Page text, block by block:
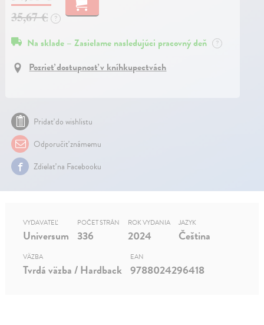
35,67 €
?
Na sklade – Zasielame nasledujúci pracovný deň ?
Pozrieť dostupnosť v kníhkupectvách
Pridať do wishlistu
Odporučiť známemu
Zdielať na Facebooku
VYDAVATEĽ
Universum
POČET STRÁN
336
ROK VYDANIA
2024
JAZYK
Čeština
VÄZBA
Tvrdá väzba / Hardback
EAN
9788024296418